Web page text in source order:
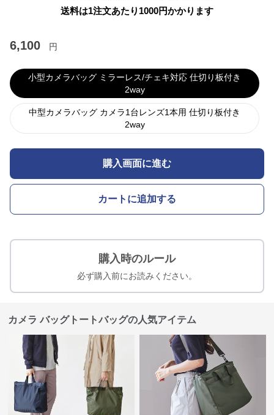
送料は1注文あたり 1000円かかります
6,100 円
小型カメラバッグ ミラーレス/チェキ対応 仕切り板付き
2way
中型カメラバッグ カメラ1台レンズ1本用 仕切り板付き
2way
購入画面に進む
カートに追加する
購入時のルール
必ず購入前にお読みください。
カメラ バッグトートバッグの人気アイテム